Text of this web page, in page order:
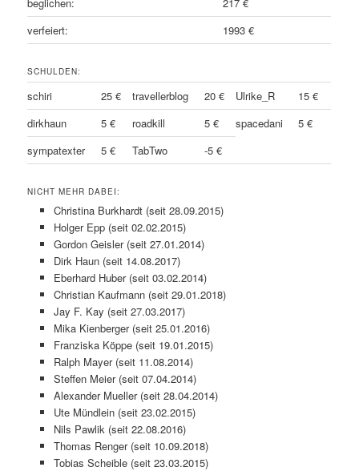
verfeiert:
1993 €
SCHULDEN:
schiri 25 € travellerblog 20 € Ulrike_R
15 €
dirkhaun
5 € roadkill 5 € spacedani
5 €
sympatexter
5 € TabTwo -5 €
NICHT MEHR DABEI:
Christina Burkhardt (seit 28.09.2015)
Holger Epp (seit 02.02.2015)
Gordon Geisler (seit 27.01.2014)
Dirk Haun (seit 14.08.2017)
Eberhard Huber (seit 03.02.2014)
Christian Kaufmann (seit 29.01.2018)
Jay F. Kay (seit 27.03.2017)
Mika Kienberger (seit 25.01.2016)
Franziska Köppe (seit 19.01.2015)
Ralph Mayer (seit 11.08.2014)
Steffen Meier (seit 07.04.2014)
Alexander Mueller (seit 28.04.2014)
Ute Mündlein (seit 23.02.2015)
Nils Pawlik (seit 22.08.2016)
Thomas Renger (seit 10.09.2018)
Tobias Scheible (seit 23.03.2015)